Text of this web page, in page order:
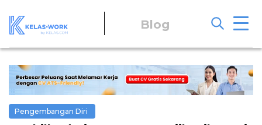
Blog
Pengembangan Diri